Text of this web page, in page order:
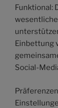
Funktional:
Einbettung
Social-